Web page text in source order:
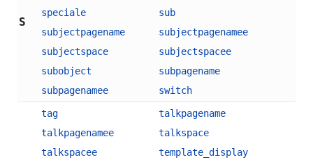
S
speciale
sub
subjectpagename
subjectpagenamee
subjectspace
subjectspacee
subobject
subpagename
subpagenamee
switch
tag
talkpagename
talkpagenamee
talkspace
talkspacee
template_display